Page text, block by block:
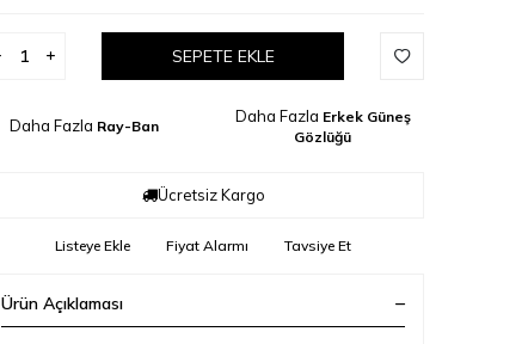
SEPETE EKLE
Daha Fazla Ray-Ban
Daha Fazla Erkek Güneş
Gözlüğü
Ücretsiz Kargo
Listeye Ekle Fiyat Alarmı Tavsiye Et
Ürün Açıklaması